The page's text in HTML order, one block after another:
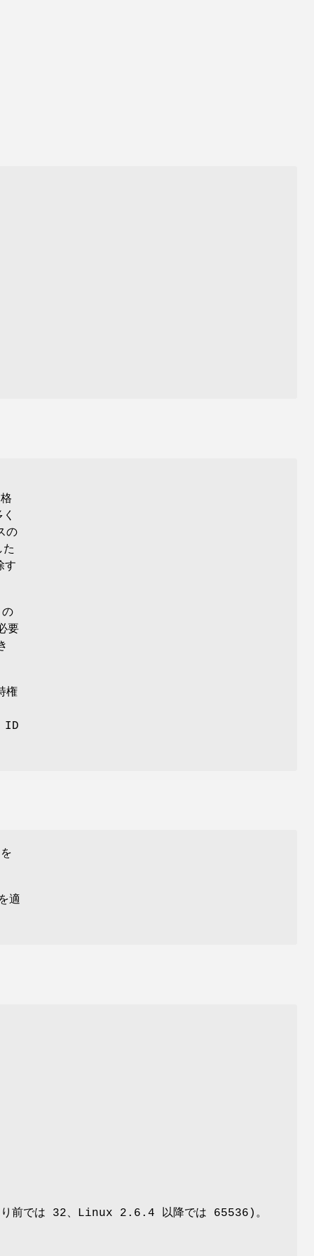
の
す
要
権
ID
適
では 32、Linux 2.6.4 以降では 65536)。